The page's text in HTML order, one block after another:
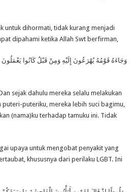
untuk dihormati, tidak kurang menjadi
dipahami ketika Allah Swt berfirman,
وَجَاءَهُ قَوْمُهُ يُهْرَعُونَ إِلَيْهِ وَمِنْ قَبْلُ كَانُوا
sejak dahulu mereka selalu melakukan
puteri-puteriku, mereka lebih suci bagimu,
(nama)ku terhadap tamuku ini. Tidak
upaya untuk mengobat penyakit yang
khususnya dari perilaku LGBT. Ini